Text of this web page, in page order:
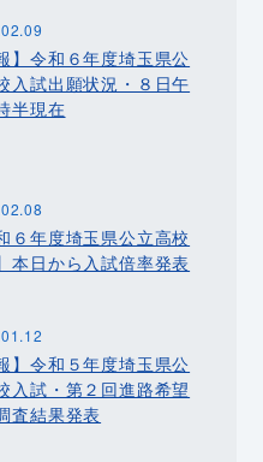
】令和６年度埼玉県公
入試出願状況・８日午
半現在
６年度埼玉県公立高校
本日から入試倍率発表
】令和５年度埼玉県公
入試・第２回進路希望
査結果発表